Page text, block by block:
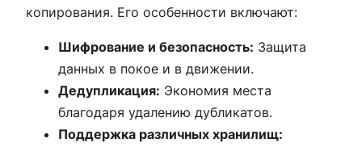
копирования. Его особенности включают:
Шифрование и безопасность: Защита
данных в покое и в движении.
Дедупликация: Экономия места
благодаря удалению дубликатов.
Поддержка различных хранилищ: